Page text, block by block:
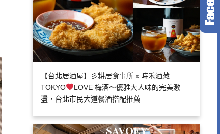
【台北居酒屋】彡耕居食事所 x 時禾酒藏
TOKYO
LOVE 梅酒～優雅大人味的完美激
盪，台北市民大道餐酒搭配推薦